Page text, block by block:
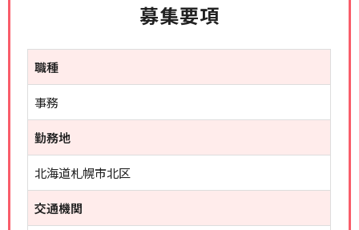
募集要項
職種
事務
勤務地
北海道札幌市北区
交通機関